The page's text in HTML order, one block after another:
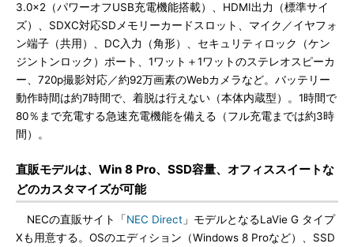
3.0×2（パワーオフUSB充電機能搭載）、HDMI出力（標準サイ
ズ）、SDXC対応SDメモリーカードスロット、マイク／イヤフォ
ン端子（共用）、DC入力（角形）、セキュリティロック（ケン
ジントンロック）ポート、1ワット＋1ワットのステレオスピーカ
ー、720p撮影対応／約92万画素のWebカメラなど。バッテリー
動作時間は約7時間で、着脱は行えない（本体内蔵型）。1時間で
80％まで充電する急速充電機能を備える（フル充電までは約3時
間）。
直販モデルは、Win 8 Pro、SSD容量、オフィススイートな
どのカスタマイズが可能
NECの直販サイト「NEC Direct 」モデルとなるLaVie G タイプ
Xも用意する。OSのエディション（Windows 8 Proなど）、SSD